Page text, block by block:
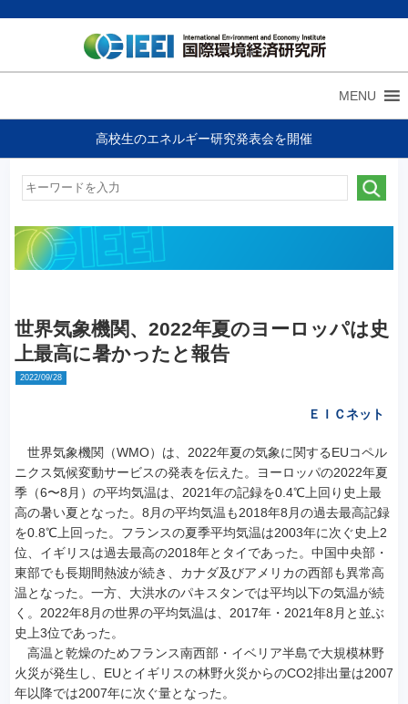
MENU
高校生のエネルギー研究発表会を開催
世界気象機関、2022年夏のヨーロッパは史
上最高に暑かったと報告
2022/09/28
ＥＩＣネット
世界気象機関（WMO）は、2022年夏の気象に関するEUコペル
ニクス気候変動サービスの発表を伝えた。ヨーロッパの2022年夏
季（6〜8月）の平均気温は、2021年の記録を0.4℃上回り史上最
高の暑い夏となった。8月の平均気温も2018年8月の過去最高記録
を0.8℃上回った。フランスの夏季平均気温は2003年に次ぐ史上2
位、イギリスは過去最高の2018年とタイであった。中国中央部・
東部でも長期間熱波が続き、カナダ及びアメリカの西部も異常高
温となった。一方、大洪水のパキスタンでは平均以下の気温が続
く。2022年8月の世界の平均気温は、2017年・2021年8月と並ぶ
史上3位であった。
高温と乾燥のためフランス南西部・イベリア半島で大規模林野
火災が発生し、EUとイギリスの林野火災からのCO2排出量は2007
年以降では2007年に次ぐ量となった。